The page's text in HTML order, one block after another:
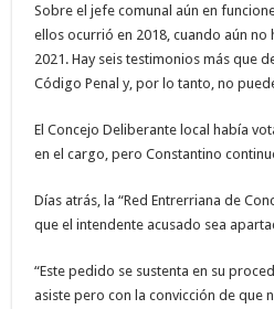
Sobre el jefe comunal aún en
ellos ocurrió en 2018, cuando aún
2021. Hay seis testimonios más que
Código Penal y, por lo tanto, no
El Concejo Deliberante local había
en el cargo, pero Constantino
Días atrás, la “Red Entrerriana de
que el intendente acusado sea
“Este pedido se sustenta en su
asiste pero con la convicción de que